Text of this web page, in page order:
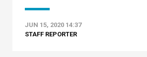
JUN 15, 2020 14:37
STAFF REPORTER